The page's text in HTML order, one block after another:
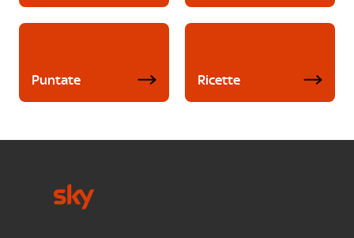
Puntate Ricette